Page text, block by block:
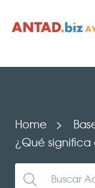
Home
¿Qué significa